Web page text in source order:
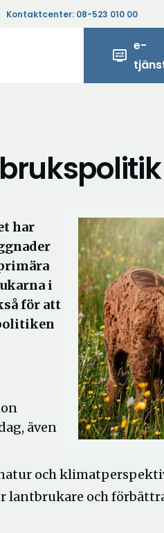
Kontaktcenter: 08-523 010 00
display_settings
e-
har
i
för att
även
och
lantbrukare och